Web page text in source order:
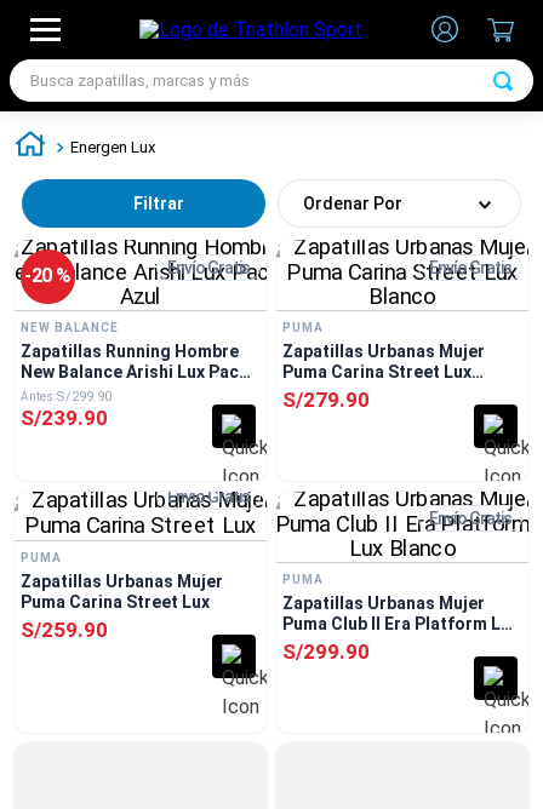
Busca zapatillas, marcas y más
Energen Lux
Filtrar Ordenar Por
-20 % Envío Gratis
NEW BALANCE
Zapatillas Running Hombre
New Balance Arishi Lux Pack
AzulS/299.90
S/239.90
Envío Gratis
PUMA
Zapatillas Urbanas Mujer
Puma Carina Street Lux
Blanco
S/279.90
Envío Gratis
PUMA
Zapatillas Urbanas Mujer
Puma Carina Street Lux
S/259.90
Envío Gratis
PUMA
Zapatillas Urbanas Mujer
Puma Club II Era Platform Lux
Blanco
S/299.90
1
zapatillas futbol
zapatillas nike
3.
zapatillas adidas hombre
chimpunes
5.
zapatillas adidas mujer
6.
zapatillas nike hombre
7. zapatillas nike mujer